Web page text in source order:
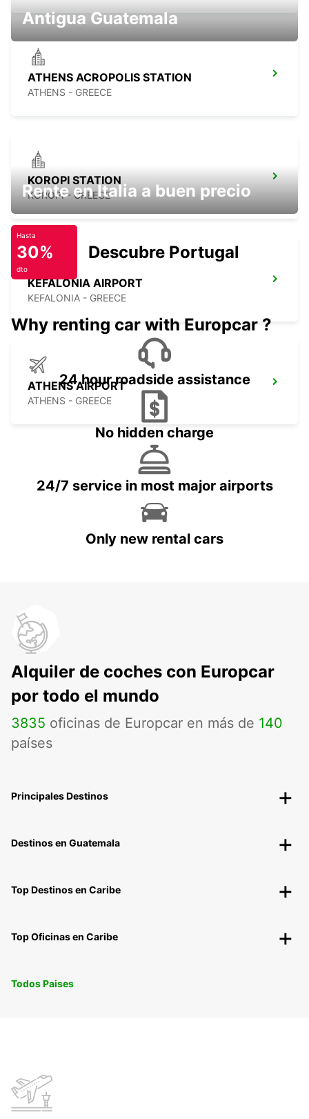
ATHENS ACROPOLIS STATION
ATHENS - GREECE
KOROPI STATION
KOROPI - GREECE
KEFALONIA AIRPORT
KEFALONIA - GREECE
ATHENS AIRPORT
ATHENS - GREECE
Antigua Guatemala
Rente en Italia a buen precio
Hasta
30%
dto
Descubre Portugal
Why renting car with Europcar ?
24 hour roadside assistance
No hidden charge
24/7 service in most major airports
Only new rental cars
Alquiler de coches con Europcar
por todo el mundo
3835 oficinas de Europcar en más de 140
países
Principales Destinos
Destinos en Guatemala
Top Destinos en Caribe
Top Oficinas en Caribe
Todos Paises